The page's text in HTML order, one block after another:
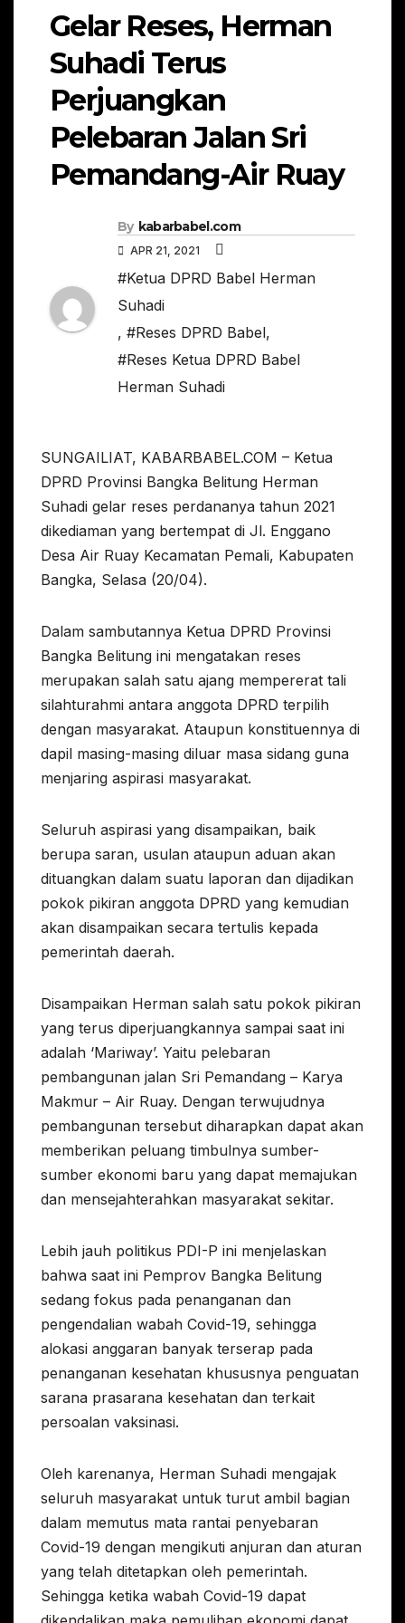
Gelar Reses, Herman
Suhadi Terus
Perjuangkan
Pelebaran Jalan Sri
Pemandang-Air Ruay
By kabarbabel.com
APR 21, 2021
#Ketua DPRD Babel Herman
Suhadi
, #Reses DPRD Babel,
#Reses Ketua DPRD Babel
Herman Suhadi
SUNGAILIAT, KABARBABEL.COM – Ketua
DPRD Provinsi Bangka Belitung Herman
Suhadi gelar reses perdananya tahun 2021
dikediaman yang bertempat di Jl. Enggano
Desa Air Ruay Kecamatan Pemali, Kabupaten
Bangka, Selasa (20/04).
Dalam sambutannya Ketua DPRD Provinsi
Bangka Belitung ini mengatakan reses
merupakan salah satu ajang mempererat tali
silahturahmi antara anggota DPRD terpilih
dengan masyarakat. Ataupun konstituennya di
dapil masing-masing diluar masa sidang guna
menjaring aspirasi masyarakat.
Seluruh aspirasi yang disampaikan, baik
berupa saran, usulan ataupun aduan akan
dituangkan dalam suatu laporan dan dijadikan
pokok pikiran anggota DPRD yang kemudian
akan disampaikan secara tertulis kepada
pemerintah daerah.
Disampaikan Herman salah satu pokok pikiran
yang terus diperjuangkannya sampai saat ini
adalah ‘Mariway’. Yaitu pelebaran
pembangunan jalan Sri Pemandang – Karya
Makmur – Air Ruay. Dengan terwujudnya
pembangunan tersebut diharapkan dapat akan
memberikan peluang timbulnya sumber-
sumber ekonomi baru yang dapat memajukan
dan mensejahterahkan masyarakat sekitar.
Lebih jauh politikus PDI-P ini menjelaskan
bahwa saat ini Pemprov Bangka Belitung
sedang fokus pada penanganan dan
pengendalian wabah Covid-19, sehingga
alokasi anggaran banyak terserap pada
penanganan kesehatan khususnya penguatan
sarana prasarana kesehatan dan terkait
persoalan vaksinasi.
Oleh karenanya, Herman Suhadi mengajak
seluruh masyarakat untuk turut ambil bagian
dalam memutus mata rantai penyebaran
Covid-19 dengan mengikuti anjuran dan aturan
yang telah ditetapkan oleh pemerintah.
Sehingga ketika wabah Covid-19 dapat